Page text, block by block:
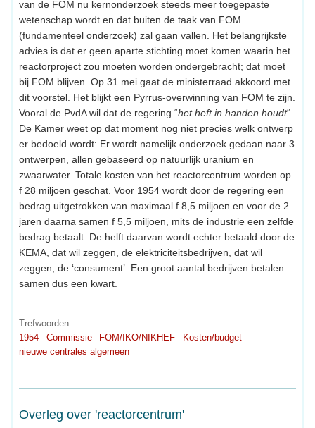
van de FOM nu kernonderzoek steeds meer toegepaste
wetenschap wordt en dat buiten de taak van FOM
(fundamenteel onderzoek) zal gaan vallen. Het belangrijkste
advies is dat er geen aparte stichting moet komen waarin het
reactorproject zou moeten worden ondergebracht; dat moet
bij FOM blijven. Op 31 mei gaat de ministerraad akkoord met
dit voorstel. Het blijkt een Pyrrus-overwinning van FOM te zijn.
Vooral de PvdA wil dat de regering “het heft in handen houdt“.
De Kamer weet op dat moment nog niet precies welk ontwerp
er bedoeld wordt: Er wordt namelijk onderzoek gedaan naar 3
ontwerpen, allen gebaseerd op natuurlijk uranium en
zwaarwater. Totale kosten van het reactorcentrum worden op
f 28 miljoen geschat. Voor 1954 wordt door de regering een
bedrag uitgetrokken van maximaal f 8,5 miljoen en voor de 2
jaren daarna samen f 5,5 miljoen, mits de industrie een zelfde
bedrag betaalt. De helft daarvan wordt echter betaald door de
KEMA, dat wil zeggen, de elektriciteitsbedrijven, dat wil
zeggen, de ‘consument’. Een groot aantal bedrijven betalen
samen dus een kwart.
Trefwoorden:
1954
Commissie FOM/IKO/NIKHEF
Kosten/budget
nieuwe centrales algemeen
Overleg over 'reactorcentrum'